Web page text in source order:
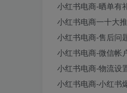
小红书电商-晒单有
小红书电商一十大
小红书电商-售后问
小红书电商-微信帐
小红书电商-物流设
小红书电商-小红书